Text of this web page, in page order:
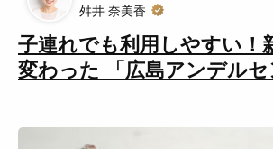
子連れでも利用しやすい！
変わった 「広島アンデルセ
舛井 奈美香